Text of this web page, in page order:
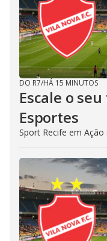
DO R7/HÁ 15 MINUTOS
Escale o
Esportes
Sport Recife em Ação